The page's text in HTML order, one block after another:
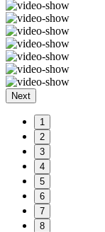
Next
1
2
3
4
5
6
7
8